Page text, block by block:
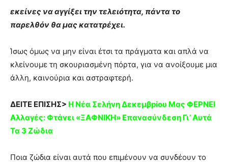
εκείνες να αγγίξει την τελειότητα, πάντα το
παρελθόν θα μας κατατρέχει.
Ίσως όμως να μην είναι έτσι τα πράγματα και απλά να
κλείνουμε τη σκουριασμένη πόρτα, για να ανοίξουμε μια
άλλη, καινούρια και αστραφτερή.
ΔΕΙΤΕ ΕΠΙΣΗΣ> Η Νέα Σελήvη Δεκεμβpiου Μας ΦEΡΝΕΙ
Aλλαγές: Φτάvει «ΞΑΦNIΚΗ» Επαvασύνδεση Γι’ Aυτά
Τα 3 Ζώδια
Ποια ζώδια είναι αυτά που επιμένουν να συνδέουν το